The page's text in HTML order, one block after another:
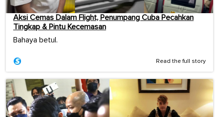
Aksi Cemas Dalam Flight, Penumpang Cuba Pecahkan
Tingkap & Pintu Kecemasan
Bahaya betul.
Read the full story